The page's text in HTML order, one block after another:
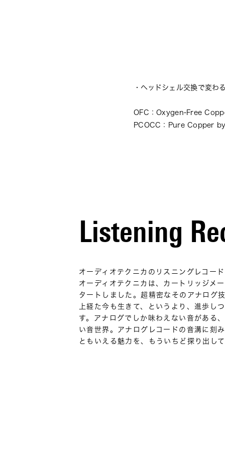
・ ヘッドシェル交換で変わ
OFC：Oxygen-Free
PCOCC：Pure Copper
Listening
オーディオテクニカのリスニングレコー
オーディオテクニカは、カートリッジメ
タートしました。超精密なそのアナログ
上経た今も生きて、というより、進歩し
す。アナログでしか味わえない音がある
い音世界。アナログレコードの音溝に刻
ともいえる魅力を、もういちど探り出して